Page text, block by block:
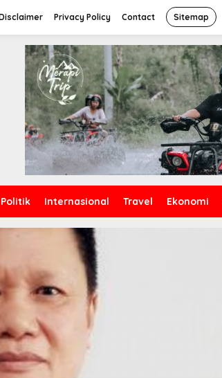
Privacy Policy Contact Sitemap
Politik Internasional Travel Ekonomi